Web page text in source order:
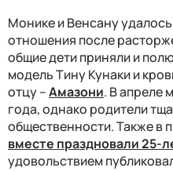
Монике и Венсану
отношения после
общие дети приняли и
модель Тину Кунаки и
отцу –Амазони. В апреле
года, однако родители
общественности. Также в
вместе праздновали 25-
удовольствием